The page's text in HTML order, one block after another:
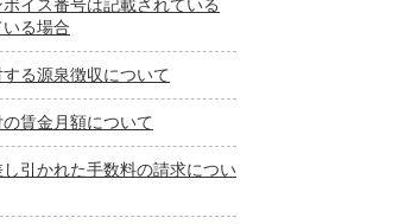
る場合
る源泉徴収について
賃金月額について
引かれた手数料の請求につい